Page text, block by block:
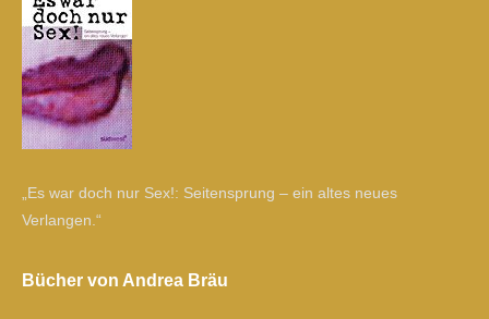
„Es war doch nur Sex!: Seitensprung – ein altes neues
Verlangen.“
Bücher von Andrea Bräu